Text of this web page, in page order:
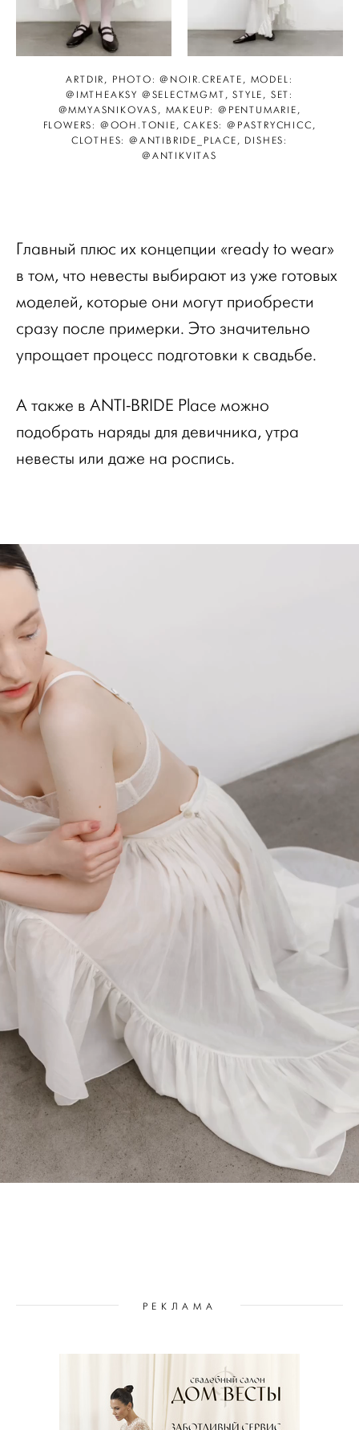
ARTDIR, PHOTO: @NOIR.CREATE, MODEL:
@IMTHEAKSY @SELECTMGMT, STYLE, SET:
@MMYASNIKOVAS, MAKEUP: @PENTUMARIE,
FLOWERS: @OOH.TONIE, CAKES: @PASTRYCHICC,
CLOTHES: @ANTIBRIDE_PLACE, DISHES:
@ANTIKVITAS
Главный плюс их концепции «ready to wear»
в том, что невесты выбирают из уже готовых
моделей, которые они могут приобрести
сразу после примерки. Это значительно
упрощает процесс подготовки к свадьбе.
А также в ANTI-BRIDE Place можно
подобрать наряды для девичника, утра
невесты или даже на роспись.
РЕКЛАМА